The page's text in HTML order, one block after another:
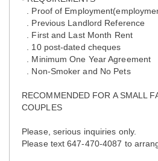
. Proof of
. Previous Landlord Reference
. First and Last Month Rent
. 10 post-dated cheques
. Minimum One Year Agreement
. Non-Smoker and No Pets
RECOMMENDED FOR A SMALL
COUPLES
Please, serious inquiries only.
Please text 647-470-4087 to